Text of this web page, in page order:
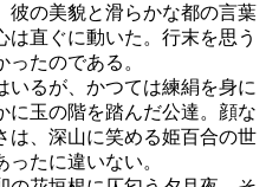
彼の美貌と滑らかな都の言葉
直ぐに動いた。行末を思う
たのである。
るが、かつては練絹を身に
に玉の階を踏んだ公達。顔な
は、深山に笑める姫百合の世
たに違いない。